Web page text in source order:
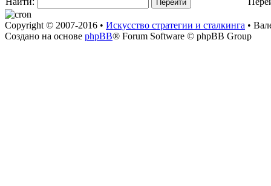
Copyright © 2007-2016 • Искусство стратегии и сталкинга •
Создано на основе phpBB® Forum Software © phpBB Group